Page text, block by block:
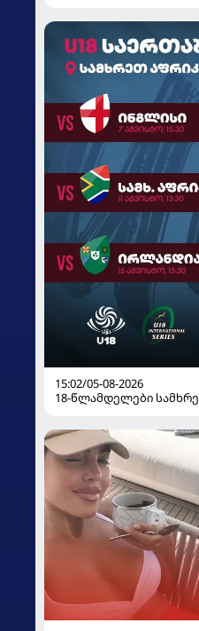
15:02/05-08-2026
18-წლამდელები